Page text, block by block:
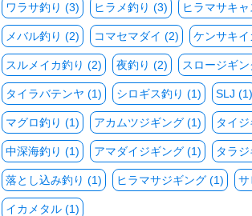
ワラサ釣り (3) ヒラメ釣り (3) ヒラマサキ
メバル釣り (2) コマセマダイ (2) ケンサキ
スルメイカ釣り (2) 夜釣り (2) スロージギ
タイラバテンヤ (1) シロギス釣り (1) SLJ (1)
マグロ釣り (1) アカムツジギング (1) タイ
中深海釣り (1) アマダイジギング (1) タラ
落とし込み釣り (1) ヒラマサジギング (1) サ
イカメタル (1)